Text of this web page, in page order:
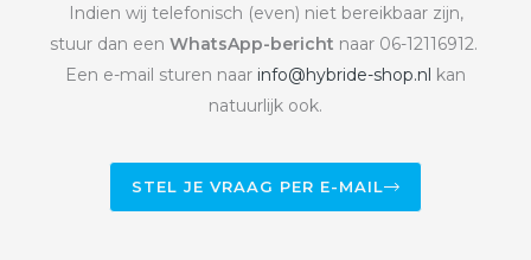
Indien wij telefonisch (even) niet bereikbaar zijn,
stuur dan een WhatsApp-bericht naar 06-12116912.
Een e-mail sturen naar info@hybride-shop.nl kan
natuurlijk ook.
STEL JE VRAAG PER E-MAIL